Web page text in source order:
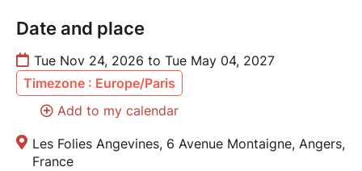
Date and place
Tue Nov 24, 2026 to Tue May 04, 2027
Timezone : Europe/Paris
Add to my calendar
Les Folies Angevines, 6 Avenue Montaigne, Angers,
France